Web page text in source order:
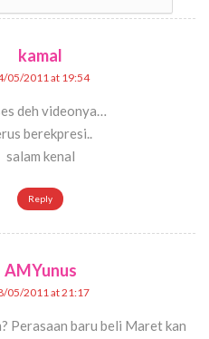
kamal
05/2011 at 19:54
deh videonya…
berekpresi..
salam kenal
Reply
AMYunus
05/2011 at 21:17
Perasaan baru beli Maret kan